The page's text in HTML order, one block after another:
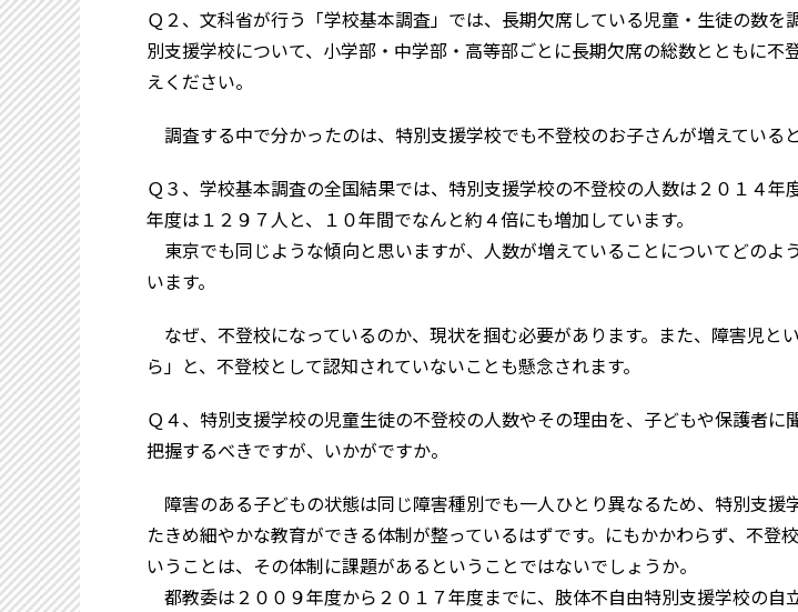
Ｑ２、文科省が行う「学校基本調査」では、長期欠席している児童・生徒の数を
別支援学校について、小学部・中学部・高等部ごとに長期欠席の総数とともに不
えください。
調査する中で分かったのは、特別支援学校でも不登校のお子さんが増えている
Ｑ３、学校基本調査の全国結果では、特別支援学校の不登校の人数は２０１４年
年度は１２９７人と、１０年間でなんと約４倍にも増加しています。
東京でも同じような傾向と思いますが、人数が増えていることについてどのよ
います。
なぜ、不登校になっているのか、現状を掴む必要があります。また、障害児と
ら」と、不登校として認知されていないことも懸念されます。
Ｑ４、特別支援学校の児童生徒の不登校の人数やその理由を、子どもや保護者に
把握するべきですが、いかがですか。
障害のある子どもの状態は同じ障害種別でも一人ひとり異なるため、特別支援
たきめ細やかな教育ができる体制が整っているはずです。にもかかわらず、不登
いうことは、その体制に課題があるということではないでしょうか。
都教委は２００９年度から２０１７年度までに、肢体不自由特別支援学校の自